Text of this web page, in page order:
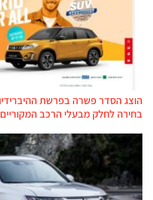
בחירה לחלק מבעלי הרכב המקוריים